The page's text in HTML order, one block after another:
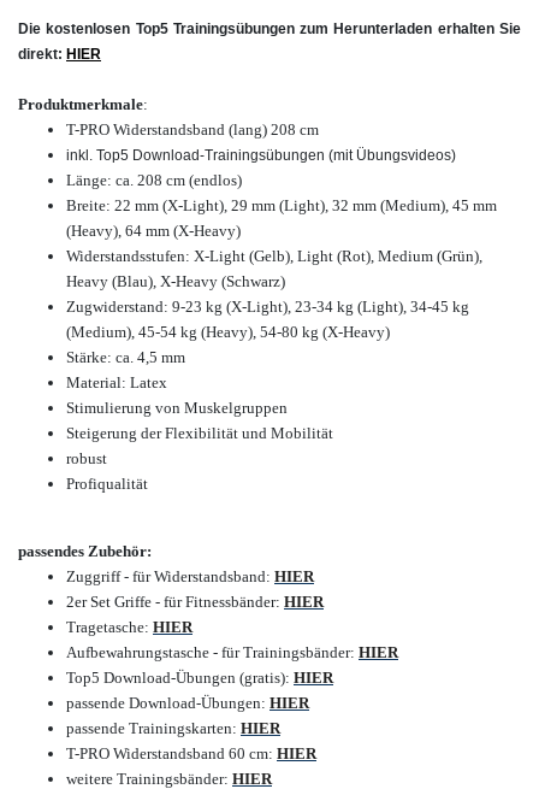
Die kostenlosen Top5 Trainingsübungen zum Herunterladen erhalten Sie
direkt: HIER
Produktmerkmale:
T-PRO Widerstandsband (lang) 208 cm
inkl. Top5 Download-Trainingsübungen (mit Übungsvideos)
Länge: ca. 208 cm (endlos)
Breite: 22 mm (X-Light), 29 mm (Light), 32 mm (Medium), 45 mm
(Heavy), 64 mm (X-Heavy)
Widerstandsstufen: X-Light (Gelb), Light (Rot), Medium (Grün),
Heavy (Blau), X-Heavy (Schwarz)
Zugwiderstand: 9-23 kg (X-Light), 23-34 kg (Light), 34-45 kg
(Medium), 45-54 kg (Heavy), 54-80 kg (X-Heavy)
Stärke: ca. 4,5 mm
Material: Latex
Stimulierung von Muskelgruppen
Steigerung der Flexibilität und Mobilität
robust
Profiqualität
passendes Zubehör:
Zuggriff - für Widerstandsband: HIER
2er Set Griffe - für Fitnessbänder: HIER
Tragetasche: HIER
Aufbewahrungstasche - für Trainingsbänder: HIER
Top5 Download-Übungen (gratis): HIER
passende Download-Übungen: HIER
passende Trainingskarten: HIER
T-PRO Widerstandsband 60 cm: HIER
weitere Trainingsbänder: HIER